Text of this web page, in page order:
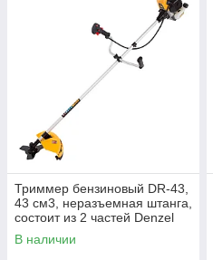
Триммер бензиновый DR-43,
43 см3, неразъемная штанга,
состоит из 2 частей Denzel
В наличии